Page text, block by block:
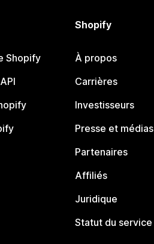
Shopify
Shopify
À propos
Carrières
Investisseurs
Presse et médias
Partenaires
Affiliés
Juridique
Statut du service